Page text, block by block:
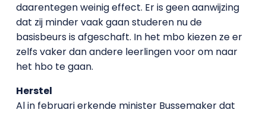
daarentegen weinig effect. Er is geen aanwijzing
dat zij minder vaak gaan studeren nu de
basisbeurs is afgeschaft. In het mbo kiezen ze er
zelfs vaker dan andere leerlingen voor om naar
het hbo te gaan.
Herstel
Al in februari erkende minister Bussemaker dat